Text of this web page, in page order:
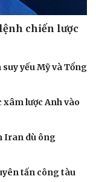
chiến lược
yếu Mỹ và Tổng
xâm lược Anh vào
Iran dù ông
tấn công tàu